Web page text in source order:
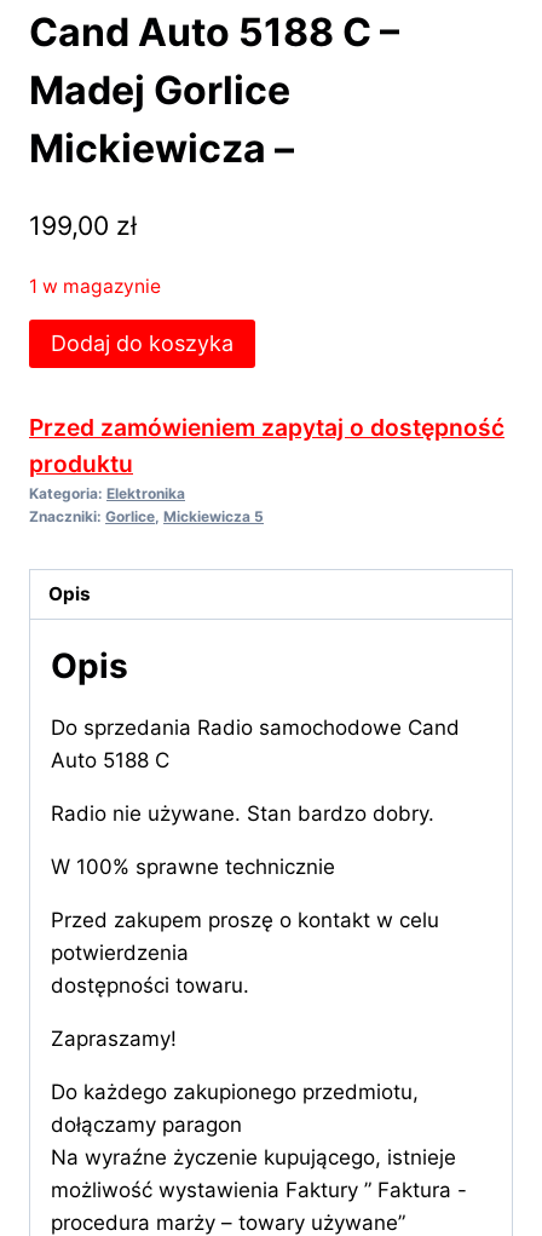
Cand Auto 5188 C –
Madej Gorlice
Mickiewicza –
199,00 zł
1 w magazynie
ilość
Radio
Cand
Auto
5188
-
Madej
Mickiewicza
Dodaj do koszyka
Przed zamówieniem zapytaj o dostępność
produktu
Kategoria: Elektronika
Znaczniki: Gorlice, Mickiewicza 5
Opis
Opis
Do sprzedania Radio samochodowe Cand
Auto 5188 C
Radio nie używane. Stan bardzo dobry.
W 100% sprawne technicznie
Przed zakupem proszę o kontakt w celu
potwierdzenia
dostępności towaru.
Zapraszamy!
Do każdego zakupionego przedmiotu,
dołączamy paragon
Na wyraźne życzenie kupującego, istnieje
możliwość wystawienia Faktury ” Faktura -
procedura marży – towary używane”